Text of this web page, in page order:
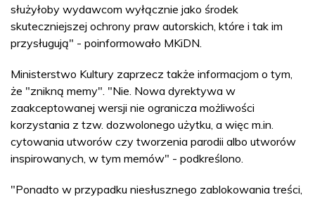
służyłoby wydawcom wyłącznie jako środek
skuteczniejszej ochrony praw autorskich, które i tak im
przysługują" - poinformowało MKiDN.
Ministerstwo Kultury zaprzecz także informacjom o tym,
że "znikną memy". "Nie. Nowa dyrektywa w
zaakceptowanej wersji nie ogranicza możliwości
korzystania z tzw. dozwolonego użytku, a więc m.in.
cytowania utworów czy tworzenia parodii albo utworów
inspirowanych, w tym memów" - podkreślono.
"Ponadto w przypadku niesłusznego zablokowania treści,